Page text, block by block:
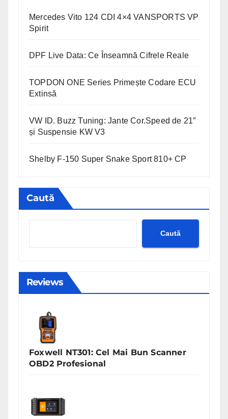
Mercedes Vito 124 CDI 4×4 VANSPORTS VP
Spirit
DPF Live Data: Ce Înseamnă Cifrele Reale
TOPDON ONE Series Primește Codare ECU
Extinsă
VW ID. Buzz Tuning: Jante Cor.Speed de 21″
și Suspensie KW V3
Shelby F-150 Super Snake Sport 810+ CP
Caută
Caută
Reviews
Foxwell NT301: Cel Mai Bun Scanner
OBD2 Profesional